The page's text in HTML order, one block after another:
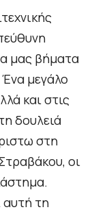
μας βήματα
μεγάλο
και στις
δουλειά
στη
οι
αυτή τη